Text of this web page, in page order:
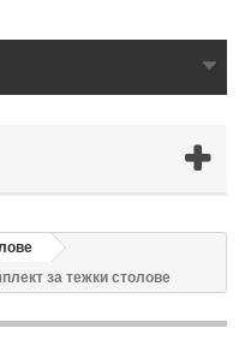
за тежки столове